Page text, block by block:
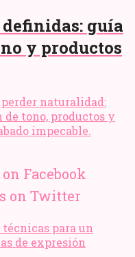
guía
y productos
naturalidad:
tono, productos y
impecable.